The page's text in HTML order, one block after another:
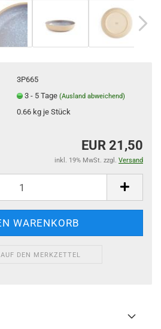
3P665
3 - 5 Tage (Ausland abweichend)
0.66kg je Stück
EUR 21,50
inkl. 19% MwSt. zzgl. Versand
AUF DEN MERKZETTEL